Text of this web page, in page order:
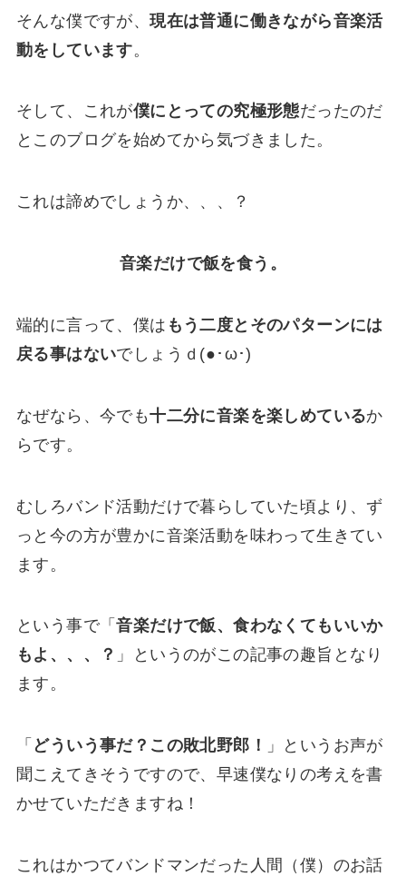
そんな僕ですが、現在は普通に働きながら音楽活
動をしています。
そして、これが僕にとっての究極形態だったのだ
とこのブログを始めてから気づきました。
これは諦めでしょうか、、、？
音楽だけで飯を食う。
端的に言って、僕は もう二度とそのパターンには
戻る事はないでしょうｄ(●･ω･)
なぜなら、今でも十二分に音楽を楽しめているか
らです。
むしろバンド活動だけで暮らしていた頃より、ず
っと今の方が豊かに音楽活動を味わって生きてい
ます。
という事で「音楽だけで飯、食わなくてもいいか
もよ、、、？ 」というのがこの記事の趣旨となり
ます。
「 どういう事だ？この敗北野郎！
」というお声が
聞こえてきそうですので、早速僕なりの考えを書
かせていただきますね！
これはかつてバンドマンだった人間（僕）のお話